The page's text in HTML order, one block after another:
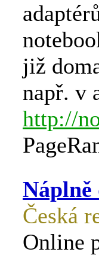
již
např. v
http://
Náplně
Česká
Online